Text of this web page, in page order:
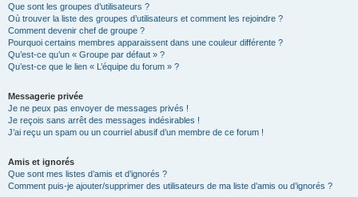
Que sont les groupes d’utilisateurs ?
Où trouver la liste des groupes d’utilisateurs et comment les rejoindre ?
Comment devenir chef de groupe ?
Pourquoi certains membres apparaissent dans une couleur différente ?
Qu’est-ce qu’un « Groupe par défaut » ?
Qu’est-ce que le lien « L’équipe du forum » ?
Messagerie privée
Je ne peux pas envoyer de messages privés !
Je reçois sans arrêt des messages indésirables !
J’ai reçu un spam ou un courriel abusif d’un membre de ce forum !
Amis et ignorés
Que sont mes listes d’amis et d’ignorés ?
Comment puis-je ajouter/supprimer des utilisateurs de ma liste d’amis ou d’ignorés ?